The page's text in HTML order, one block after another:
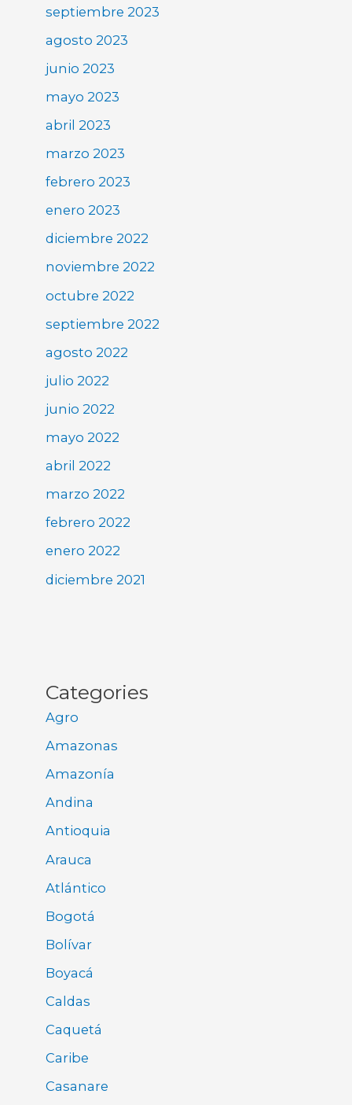
septiembre 2023
agosto 2023
junio 2023
mayo 2023
abril 2023
marzo 2023
febrero 2023
enero 2023
diciembre 2022
noviembre 2022
octubre 2022
septiembre 2022
agosto 2022
julio 2022
junio 2022
mayo 2022
abril 2022
marzo 2022
febrero 2022
enero 2022
diciembre 2021
Categories
Agro
Amazonas
Amazonía
Andina
Antioquia
Arauca
Atlántico
Bogotá
Bolívar
Boyacá
Caldas
Caquetá
Caribe
Casanare